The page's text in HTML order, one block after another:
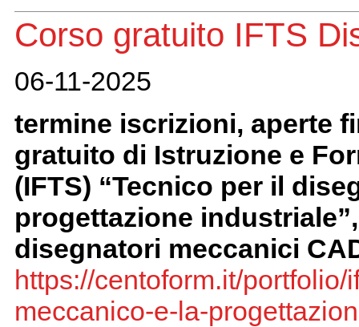
Corso gratuito IFTS
06-11-2025
termine iscrizioni, aperte
gratuito di Istruzione e
(IFTS) “Tecnico per il
progettazione
disegnatori meccanici
https://centoform.it/
meccanico-e-la-